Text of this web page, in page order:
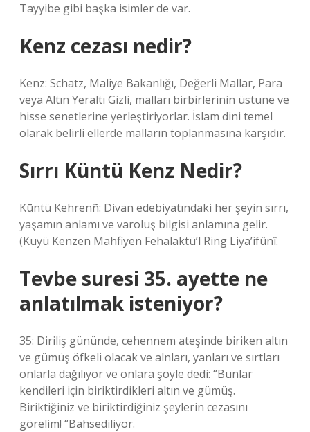
Tayyibe gibi başka isimler de var.
Kenz cezası nedir?
Kenz: Schatz, Maliye Bakanlığı, Değerli Mallar, Para
veya Altın Yeraltı Gizli, malları birbirlerinin üstüne ve
hisse senetlerine yerleştiriyorlar. İslam dini temel
olarak belirli ellerde malların toplanmasına karşıdır.
Sırrı Küntü Kenz Nedir?
Kūntü Kehrenñ: Divan edebiyatındaki her şeyin sırrı,
yaşamın anlamı ve varoluş bilgisi anlamına gelir.
(Kuyü Kenzen Mahfiyen Fehalaktü’l Ring Liya’ifûnî.
Tevbe suresi 35. ayette ne
anlatılmak isteniyor?
35: Diriliş gününde, cehennem ateşinde biriken altın
ve gümüş öfkeli olacak ve alnları, yanları ve sırtları
onlarla dağılıyor ve onlara şöyle dedi: “Bunlar
kendileri için biriktirdikleri altın ve gümüş.
Biriktiğiniz ve biriktirdiğiniz şeylerin cezasını
görelim! “Bahsediliyor.